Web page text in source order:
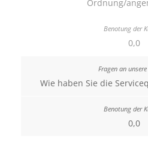
Ordnung/
0,0
Wie haben Sie die
0,0